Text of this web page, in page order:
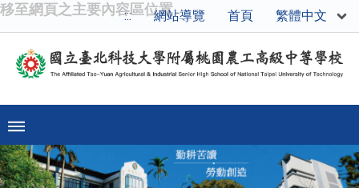
移至網頁之主要內容區位置
::: 網站導覽 首頁 繁體中文